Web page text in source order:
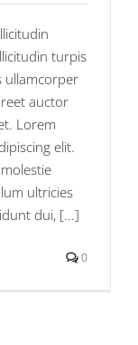
turpis
ullamcorper
auctor
Lorem
elit.
ultricies
dui, [...]
0